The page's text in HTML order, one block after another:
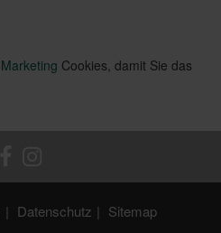
Cookies, damit Sie das
Datenschutz Sitemap